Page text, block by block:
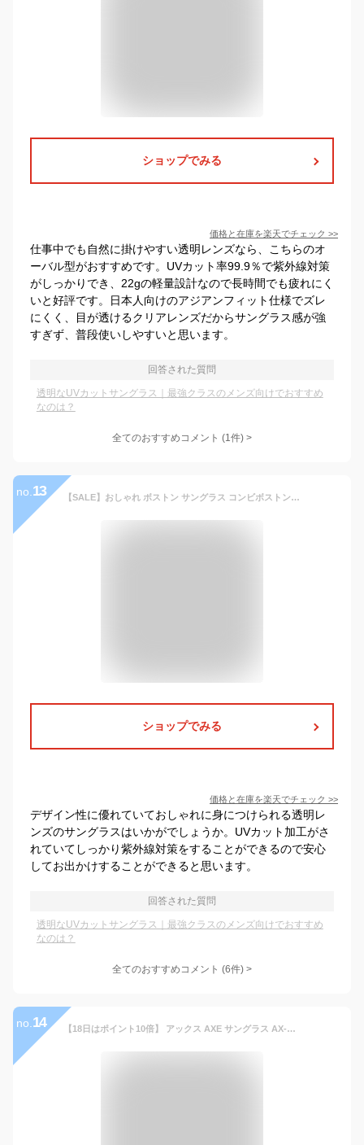
ショップでみる
価格と在庫を楽天でチェック >>
仕事中でも自然に掛けやすい透明レンズなら、こちらのオ
ーバル型がおすすめです。UVカット率99.9％で紫外線対策
がしっかりでき、22gの軽量設計なので長時間でも疲れにく
いと好評です。日本人向けのアジアンフィット仕様でズレ
にくく、目が透けるクリアレンズだからサングラス感が強
すぎず、普段使いしやすいと思います。
回答された質問
透明なUVカットサングラス｜最強クラスのメンズ向けでおすすめ
なのは？
全てのおすすめコメント (1件) >
no. 13 【SALE】おしゃれ ボストン サングラス コンビボストンメガネ レディース メンズ 伊達メガネ ウェリントン 紫外線カット UVカットだてめがね 透明 べっ甲 黒縁 uvカット 【全国送料無料】eight tokyo 【エイトトウキョウ】
ショップでみる
価格と在庫を楽天でチェック >>
デザイン性に優れていておしゃれに身につけられる透明レ
ンズのサングラスはいかがでしょうか。UVカット加工がさ
れていてしっかり紫外線対策をすることができるので安心
してお出かけすることができると思います。
回答された質問
透明なUVカットサングラス｜最強クラスのメンズ向けでおすすめ
なのは？
全てのおすすめコメント (6件) >
no. 14 【18日はポイント10倍】 アックス AXE サングラス AX-407DPX メンズ レディース ランニング ジョギング サイクリング 自転車 スキー 登山 UV対策 ブルーライトカット スペアレンズ付 AX407DPX BK